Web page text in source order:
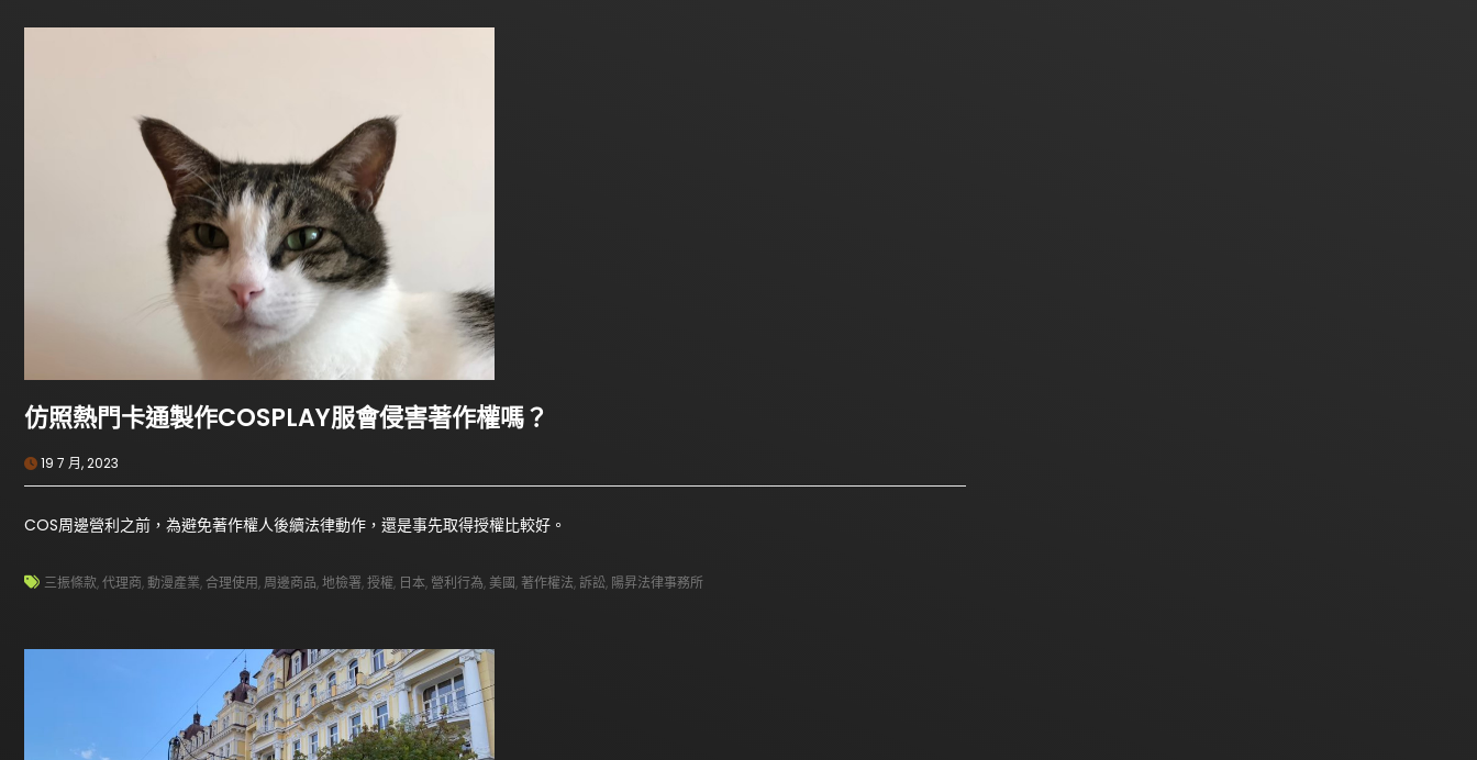
仿照熱門卡通製作COSPLAY服會侵害著作權嗎？
19 7 月, 2023
COS周邊營利之前，為避免著作權人後續法律動作，還是事先取得授權比較好。
三振條款,代理商,動漫產業, 合理使用, 周邊商品,地檢署,授權, 日本, 營利行為, 美國, 著作權法,訴訟, 陽昇法律事務所